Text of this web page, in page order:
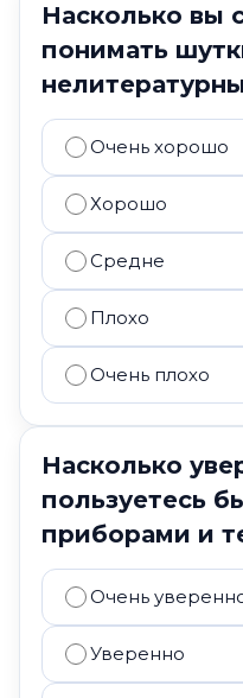
Насколько вы
понимать
Очень хорошо
Хорошо
Средне
Плохо
Очень плохо
Насколько
пользуетесь
приборами и
Очень
Уверенно